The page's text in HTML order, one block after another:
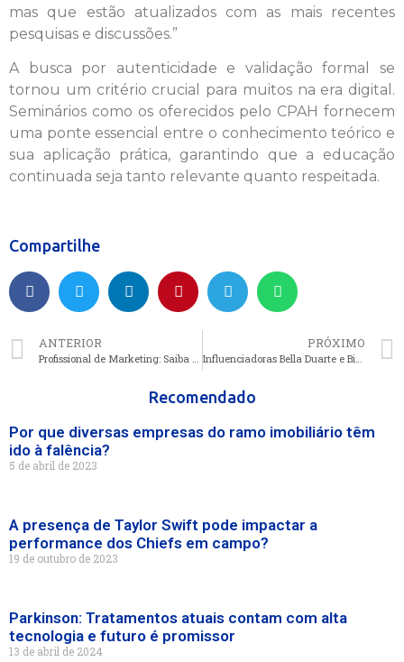
mas que estão atualizados com as mais recentes
pesquisas e discussões.”
A busca por autenticidade e validação formal se
tornou um critério crucial para muitos na era digital.
Seminários como os oferecidos pelo CPAH fornecem
uma ponte essencial entre o conhecimento teórico e
sua aplicação prática, garantindo que a educação
continuada seja tanto relevante quanto respeitada.
Compartilhe
ANTERIOR
Profissional de Marketing: Saiba como ele pode ajudar a sua empresa a crescer
PRÓXIMO
Influenciadoras Bella Duarte e Bia Oliver curtem noite no Coco Bambu
Recomendado
Por que diversas empresas do ramo imobiliário têm
ido à falência?
5 de abril de 2023
A presença de Taylor Swift pode impactar a
performance dos Chiefs em campo?
19 de outubro de 2023
Parkinson: Tratamentos atuais contam com alta
tecnologia e futuro é promissor
13 de abril de 2024